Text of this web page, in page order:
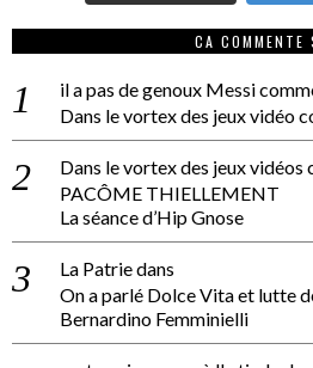
CA COMMENTE
il a pas de genoux Messi
Dans le vortex des jeux vidéo
Dans le vortex des jeux vidéos
PACÔME THIELLEMENT
La séance d’Hip Gnose
La Patriedans
On a parlé Dolce Vita et lutte
Bernardino Femminielli